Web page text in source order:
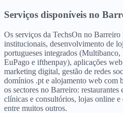
Serviços disponíveis no
Os serviços da TechsOn no
institucionais, desenvolvimento de
portugueses integrados
EuPago e ifthenpay), aplicações
marketing digital, gestão de redes
domínios .pt e alojamento web com
os sectores no Barreiro: restaurantes
clínicas e consultórios, lojas online e
entre muitos outros.